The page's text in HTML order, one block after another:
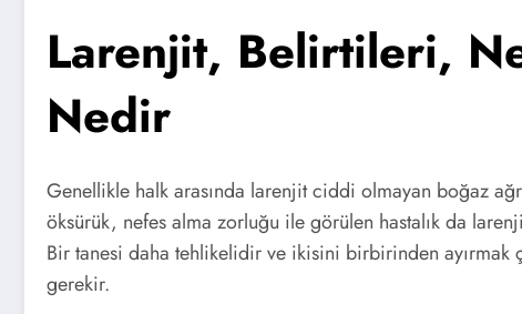
Larenjit, Belirtileri,
Nedir
Genellikle halk arasında larenjit ciddi olmayan boğaz
öksürük, nefes alma zorluğu ile görülen hastalık da
Bir tanesi daha tehlikelidir ve ikisini birbirinden
gerekir.